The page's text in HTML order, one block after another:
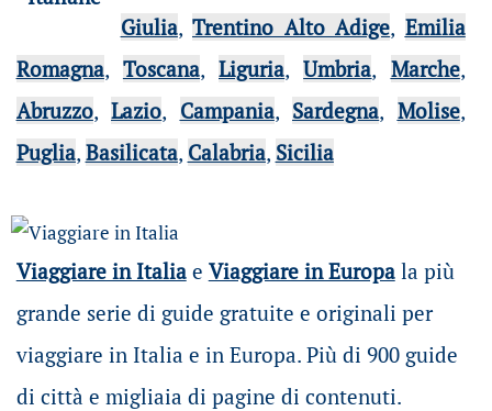
Giulia,Trentino Alto Adige, Emilia
Romagna, Toscana,Liguria,Umbria, Marche,
Abruzzo,Lazio, Campania, Sardegna, Molise,
Puglia, Basilicata, Calabria, Sicilia
Viaggiare in Italiae Viaggiare in Europala più
grande serie di guide gratuite e originali per
viaggiare in Italia e in Europa. Più di 900 guide
di città e migliaia di pagine di contenuti.